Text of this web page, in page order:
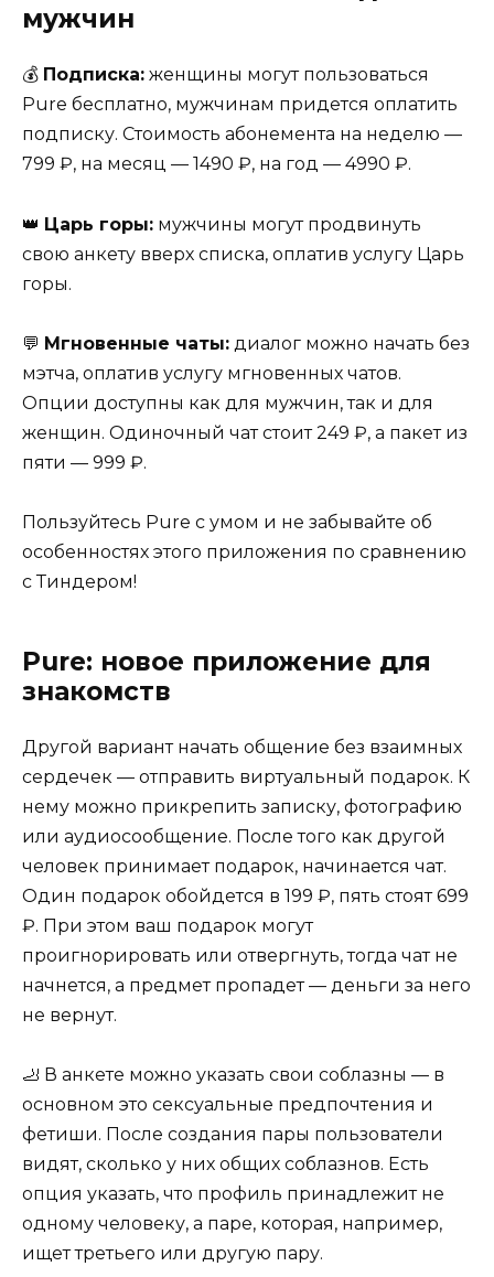
мужчин
💰 Подписка: женщины могут пользоваться
Pure бесплатно, мужчинам придется оплатить
подписку. Стоимость абонемента на неделю —
799 ₽, на месяц — 1490 ₽, на год — 4990 ₽.
👑 Царь горы: мужчины могут продвинуть
свою анкету вверх списка, оплатив услугу Царь
горы.
💬 Мгновенные чаты: диалог можно начать без
мэтча, оплатив услугу мгновенных чатов.
Опции доступны как для мужчин, так и для
женщин. Одиночный чат стоит 249 ₽, а пакет из
пяти — 999 ₽.
Пользуйтесь Pure с умом и не забывайте об
особенностях этого приложения по сравнению
с Тиндером!
Pure: новое приложение для
знакомств
Другой вариант начать общение без взаимных
сердечек — отправить виртуальный подарок. К
нему можно прикрепить записку, фотографию
или аудиосообщение. После того как другой
человек принимает подарок, начинается чат.
Один подарок обойдется в 199 ₽, пять стоят 699
₽. При этом ваш подарок могут
проигнорировать или отвергнуть, тогда чат не
начнется, а предмет пропадет — деньги за него
не вернут.
🦶 В анкете можно указать свои соблазны — в
основном это сексуальные предпочтения и
фетиши. После создания пары пользователи
видят, сколько у них общих соблазнов. Есть
опция указать, что профиль принадлежит не
одному человеку, а паре, которая, например,
ищет третьего или другую пару.